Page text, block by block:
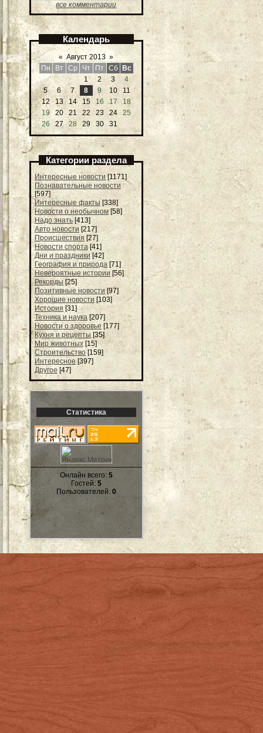
все комментарии
Календарь
« Август 2013 »
Пн
Вт Ср Чт Пт Сб
Вс
1
2 3
4
5
6 7 8 9 10
11
12
13 14 15 16 17
18
19
20 21 22 23 24
25
26
27 28 29 30 31
Категории раздела
Интересные новости [1171]
Познавательные новости
[597]
Интересные факты [338]
Новости о необычном [58]
Надо знать [413]
Авто новости [217]
Происшествия [27]
Новости спорта [41]
Дни и праздники [42]
География и природа [71]
Невероятные истории [56]
Рекорды [25]
Позитивные новости [97]
Хорошие новости [103]
История [31]
Техника и наука [207]
Новости о здоровье [177]
Кухня и рецепты [35]
Мир животных [15]
Строительство [159]
Интересное [397]
Другое [47]
Статистика
Онлайн всего: 5
Гостей: 5
Пользователей: 0